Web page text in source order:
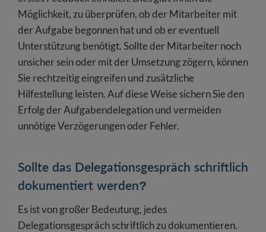
Möglichkeit, zu überprüfen, ob der Mitarbeiter mit
der Aufgabe begonnen hat und ob er eventuell
Unterstützung benötigt. Sollte der Mitarbeiter noch
unsicher sein oder mit der Umsetzung zögern, können
Sie rechtzeitig eingreifen und zusätzliche
Hilfestellung leisten. Auf diese Weise sichern Sie den
Erfolg der Aufgabendelegation und vermeiden
unnötige Verzögerungen oder Fehler.
Sollte das Delegationsgespräch schriftlich
dokumentiert werden?
Es ist von großer Bedeutung, jedes
Delegationsgespräch schriftlich zu dokumentieren.